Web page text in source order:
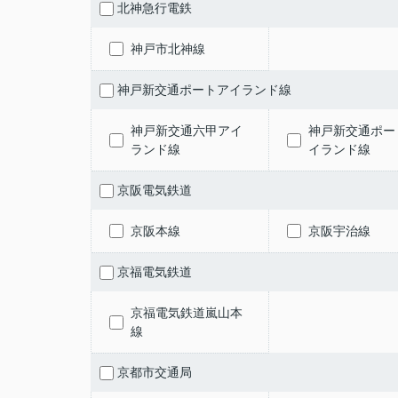
北神急行電鉄
神戸市北神線
神戸新交通ポートアイランド線
神戸新交通六甲アイ
ランド線
神戸新交通ポー
イランド線
京阪電気鉄道
京阪本線 京阪宇治線
京福電気鉄道
京福電気鉄道嵐山本
線
京都市交通局